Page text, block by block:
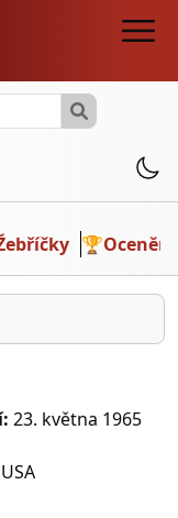
🏆Ocenění
23. května 1965
USA